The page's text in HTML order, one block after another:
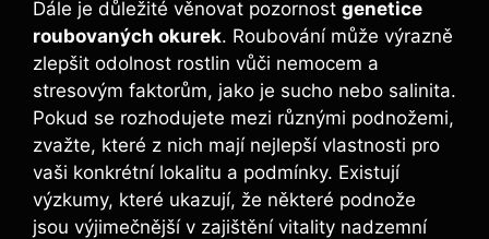
Dále⁢ je důležité‍ věnovat ⁢pozornost genetice
roubovaných⁢ okurek. Roubování může výrazně
zlepšit odolnost rostlin vůči nemocem a
stresovým faktorům, jako je sucho nebo⁣ salinita.
Pokud se rozhodujete mezi různými⁤ podnožemi,
zvažte, které z nich mají⁤ nejlepší vlastnosti pro
vaši konkrétní lokalitu a podmínky.‍ Existují
výzkumy, ⁢které ukazují, že některé podnože
jsou výjimečnější ‍v zajištění vitality nadzemní